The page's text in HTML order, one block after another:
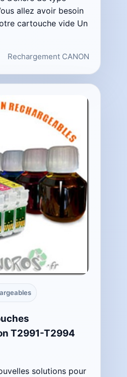
allez avoir besoin
cartouche vide Un
Rechargement CANON
T2991-T2994
solutions pour